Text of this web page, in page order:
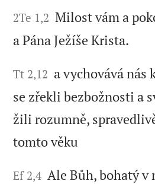
2Te 1,2 Milost vám a
a Pána Ježíše Krista.
Tt 2,12 a vychovává nás
se zřekli bezbožnosti a
žili rozumně,
tomto věku
Ef 2,4 Ale Bůh, bohatý v